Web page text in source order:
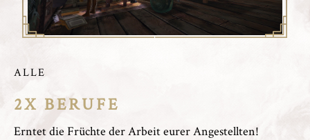
Anmelden
English
Français
Pусский
Jetzt spielen
ALLE
2X BERUFE
Erntet die Früchte der Arbeit eurer Angestellten!